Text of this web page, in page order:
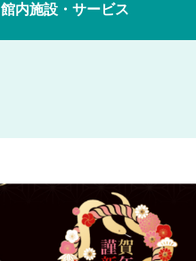
館内施設・サービス